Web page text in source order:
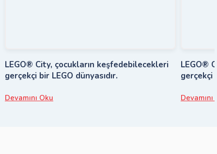
LEGO® City, çocukların keşfedebilecekleri
gerçekçi bir LEGO dünyasıdır.
Devamını Oku
LEGO®
gerçekçi
Devamını